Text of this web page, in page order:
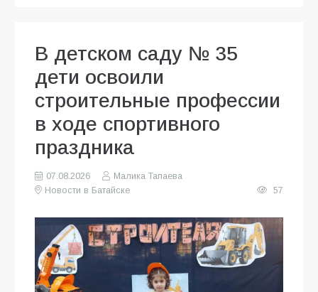
В детском саду № 35
дети освоили
строительные профессии
в ходе спортивного
праздника
07.08.2026
Малика Тапаева
Новости в Батайске
57